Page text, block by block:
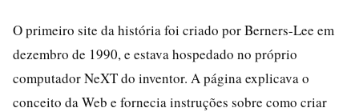
O primeiro site da história foi criado por Berners-Lee em
dezembro de 1990, e estava hospedado no próprio
computador NeXT do inventor. A página explicava o
conceito da Web e fornecia instruções sobre como criar